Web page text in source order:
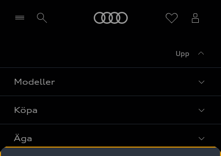
Upp
Modeller
Alla modeller
Elbilar
Köpa
Privaterbjudanden
Äga